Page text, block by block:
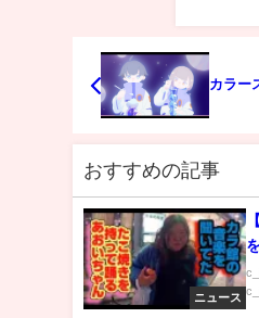
カラー
おすすめの記事
ニュース